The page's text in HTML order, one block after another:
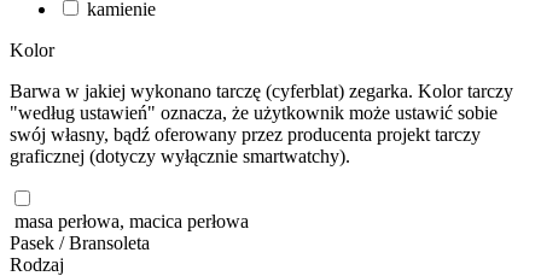
kamienie
Kolor
Barwa w jakiej wykonano tarczę (cyferblat) zegarka. Kolor tarczy
"według ustawień" oznacza, że użytkownik może ustawić sobie
swój własny, bądź oferowany przez producenta projekt tarczy
graficznej (dotyczy wyłącznie smartwatchy).
masa perłowa, macica perłowa
Pasek / Bransoleta
Rodzaj